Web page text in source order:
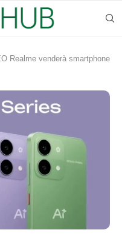
Realme venderà smartphone